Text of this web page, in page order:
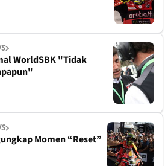
WorldSBK "Tidak
Momen “Reset”